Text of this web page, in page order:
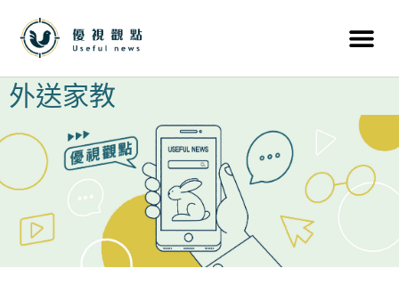
外送家教